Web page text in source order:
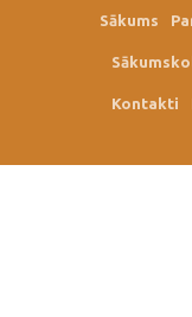
Sākums
Kontakti